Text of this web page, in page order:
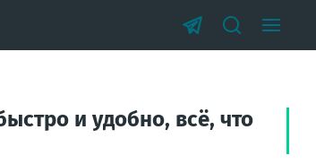
и удобно, всё, что